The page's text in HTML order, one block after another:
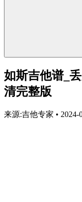
如斯吉他谱_
清完整版
来源:吉他专家 • 2024-